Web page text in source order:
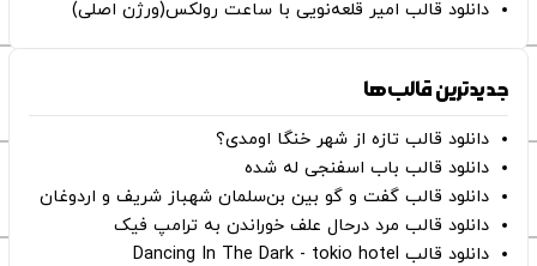
دانلود قالب امیر قلعه‌نویی با ساعت رولکس(ورژن اصلی)
جدیدترین قالب‌ها
دانلود قالب تازه از شهر خنگا اومدی؟
دانلود قالب باب اسفنجی له شده
دانلود قالب گفت و گو بین بن‌سلمان شهباز شریف و اردوغان
دانلود قالب مرد درحال علف خوراندن به ترامپ فیک
دانلود قالب Dancing In The Dark - tokio hotel